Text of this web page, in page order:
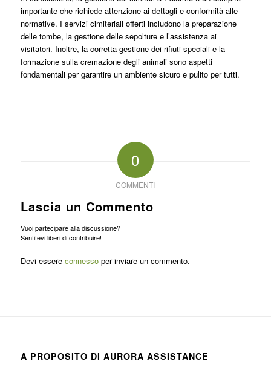
importante che richiede attenzione ai dettagli e conformità alle
normative. I servizi cimiteriali offerti includono la preparazione
delle tombe, la gestione delle sepolture e l’assistenza ai
visitatori. Inoltre, la corretta gestione dei rifiuti speciali e la
formazione sulla cremazione degli animali sono aspetti
fondamentali per garantire un ambiente sicuro e pulito per tutti.
0
COMMENTI
Lascia un Commento
Vuoi partecipare alla discussione?
Sentitevi liberi di contribuire!
Devi essere connessoper inviare un commento.
A PROPOSITO DI AURORA ASSISTANCE